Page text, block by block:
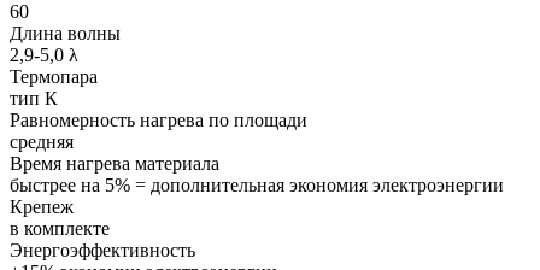
60
Длина волны
2,9-5,0 λ
Термопара
тип К
Равномерность нагрева по площади
средняя
Время нагрева материала
быстрее на 5% = дополнительная экономия электроэнергии
Крепеж
в комплекте
Энергоэффективность